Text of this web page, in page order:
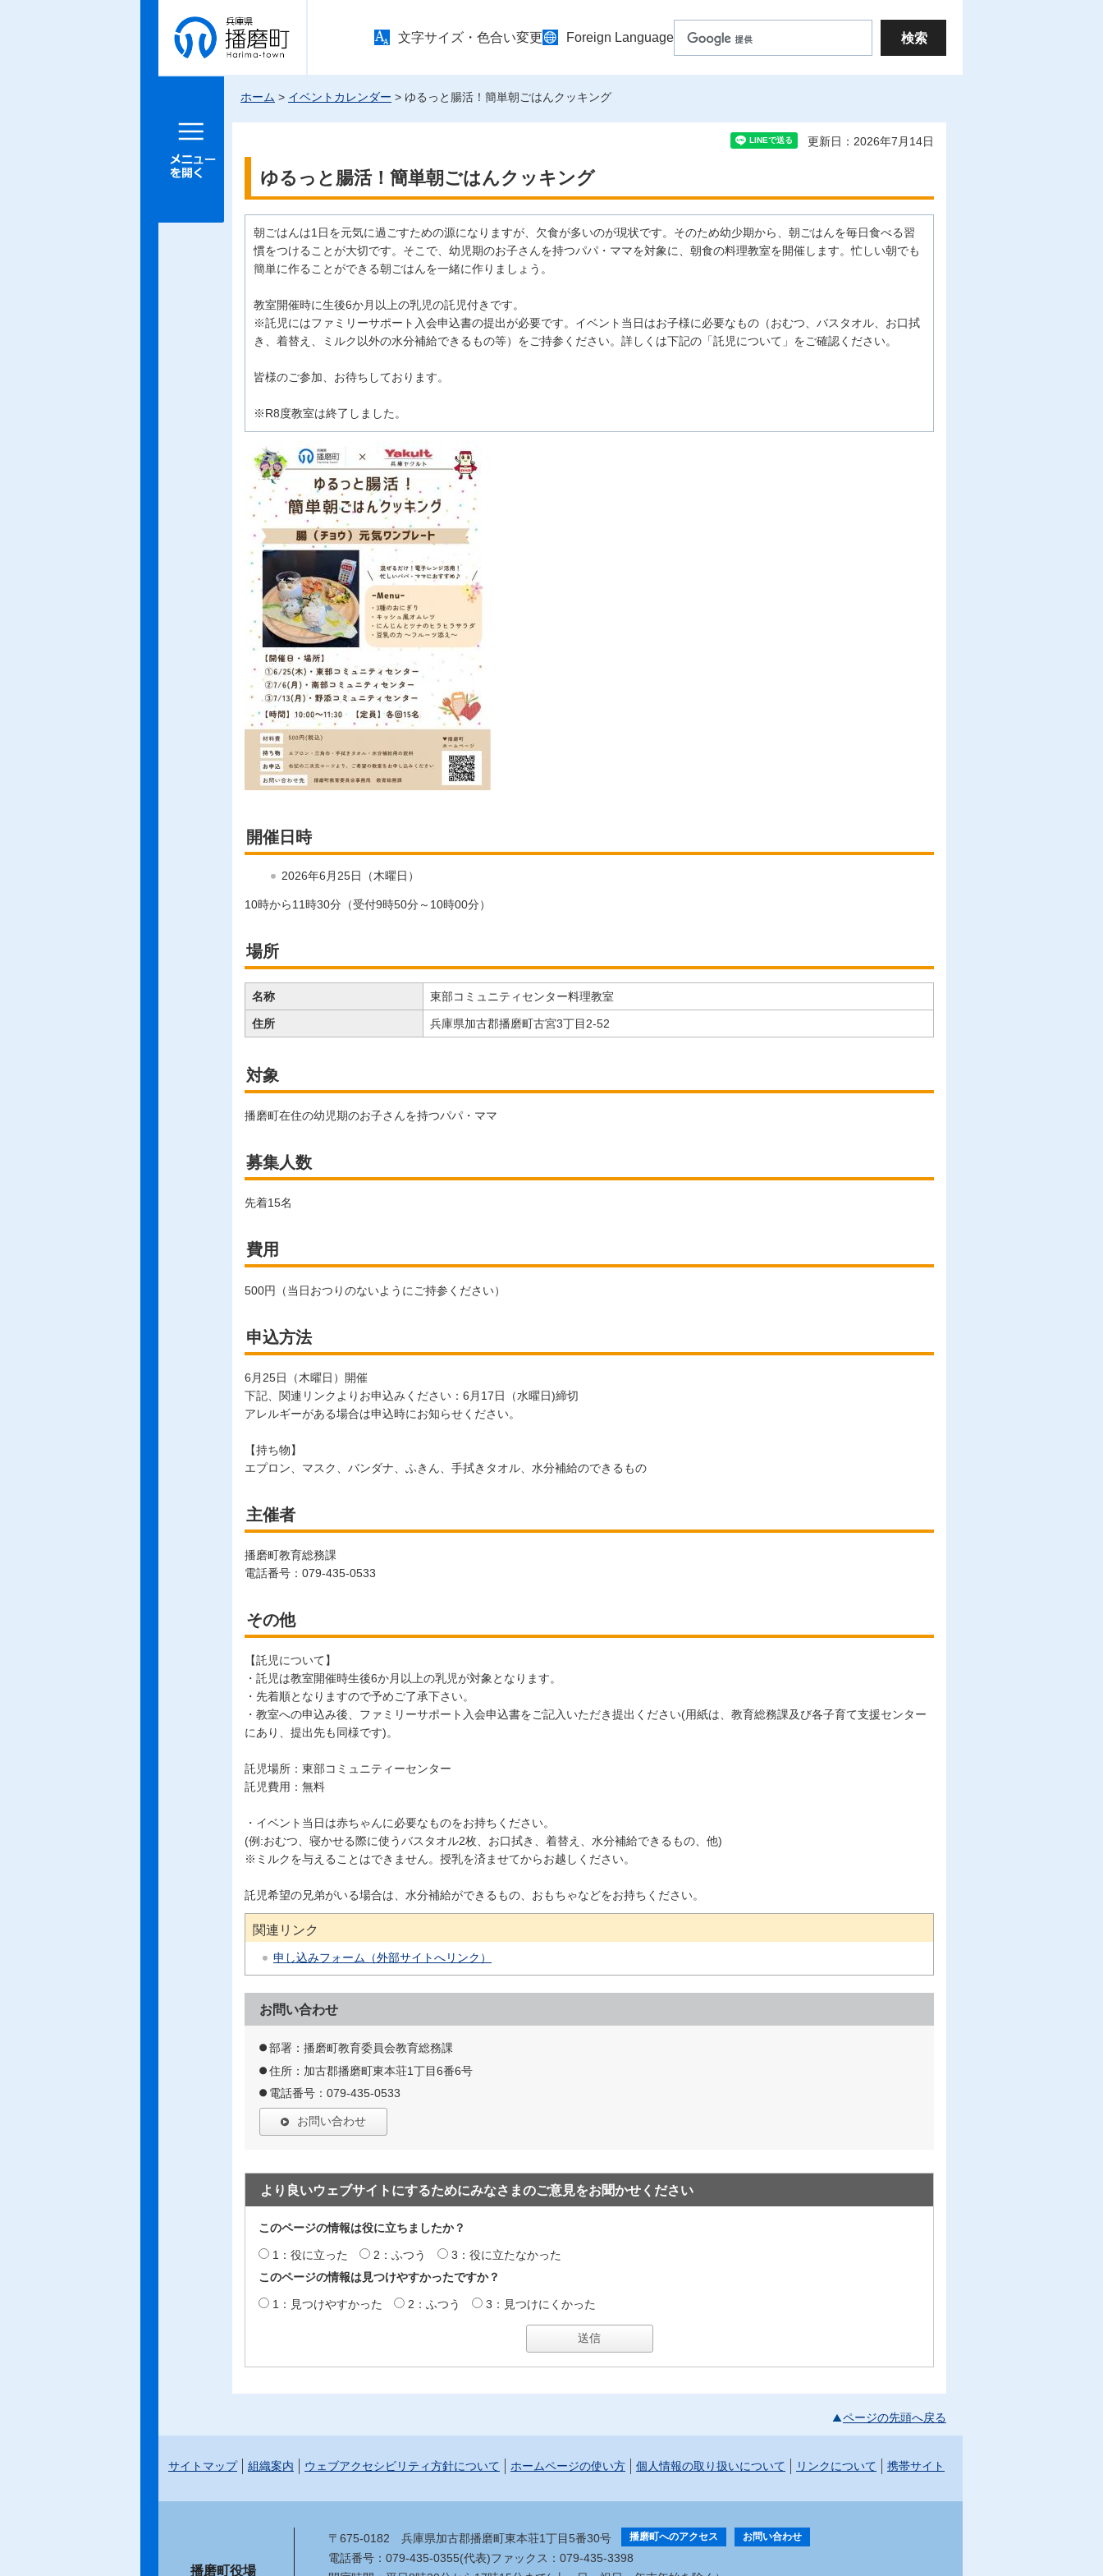
兵庫県 播
磨町
文字サイズ・色合い変更 Foreign Language
メニュー
ホーム > イベントカレンダー > ゆるっと腸活！簡単朝ごはんクッキング
更新日：2026年7月14日
ゆるっと腸活！簡単朝ごはんクッキング
朝ごはんは1日を元気に過ごすための源になりますが、欠食が多いのが現状です。そのため幼少期から、朝ごはんを毎日食べる習
慣をつけることが大切です。そこで、幼児期のお子さんを持つパパ・ママを対象に、朝食の料理教室を開催します。忙しい朝でも
簡単に作ることができる朝ごはんを一緒に作りましょう。
教室開催時に生後6か月以上の乳児の託児付きです。
※託児にはファミリーサポート入会申込書の提出が必要です。イベント当日はお子様に必要なもの（おむつ、バスタオル、お口拭
き、着替え、ミルク以外の水分補給できるもの等）をご持参ください。詳しくは下記の「託児について」をご確認ください。
皆様のご参加、お待ちしております。
※R8度教室は終了しました。
開催日時
2026年6月25日（木曜日）
10時から11時30分（受付9時50分～10時00分）
場所
名称 東部コミュニティセンター料理教室
住所 兵庫県加古郡播磨町古宮3丁目2-52
対象
播磨町在住の幼児期のお子さんを持つパパ・ママ
募集人数
先着15名
費用
500円（当日おつりのないようにご持参ください）
申込方法
6月25日（木曜日）開催
下記、関連リンクよりお申込みください：6月17日（水曜日)締切
アレルギーがある場合は申込時にお知らせください。
【持ち物】
エプロン、マスク、バンダナ、ふきん、手拭きタオル、水分補給のできるもの
主催者
播磨町教育総務課
電話番号：079-435-0533
その他
【託児について】
・託児は教室開催時生後6か月以上の乳児が対象となります。
・先着順となりますので予めご了承下さい。
・教室への申込み後、ファミリーサポート入会申込書をご記入いただき提出ください(用紙は、教育総務課及び各子育て支援センター
にあり、提出先も同様です)。
託児場所：東部コミュニティーセンター
託児費用：無料
・イベント当日は赤ちゃんに必要なものをお持ちください。
(例:おむつ、寝かせる際に使うバスタオル2枚、お口拭き、着替え、水分補給できるもの、他)
※ミルクを与えることはできません。授乳を済ませてからお越しください。
託児希望の兄弟がいる場合は、水分補給ができるもの、おもちゃなどをお持ちください。
関連リンク
申し込みフォーム（外部サイトへリンク）
お問い合わせ
部署：播磨町教育委員会教育総務課
住所：加古郡播磨町東本荘1丁目6番6号
電話番号：079-435-0533
お問い合わせ
より良いウェブサイトにするためにみなさまのご意見をお聞かせください
このページの情報は役に立ちましたか？
1：役に立った 2：ふつう
3：役に立たなかった
このページの情報は見つけやすかったですか？
1：見つけやすかった 2：ふつう 3：見つけにくかった
ページの先頭へ戻る
サイトマップ 組織案内 ウェブアクセシビリティ方針について ホームページの使い方 個人情報の取り扱いについて リンクについて 携帯サイト
播磨町役場
〒675-0182 兵庫県加古郡播磨町東本荘1丁目5番30号 播磨町へのアクセス お問い合わせ
電話番号：079-435-0355(代表)ファックス：079-435-3398